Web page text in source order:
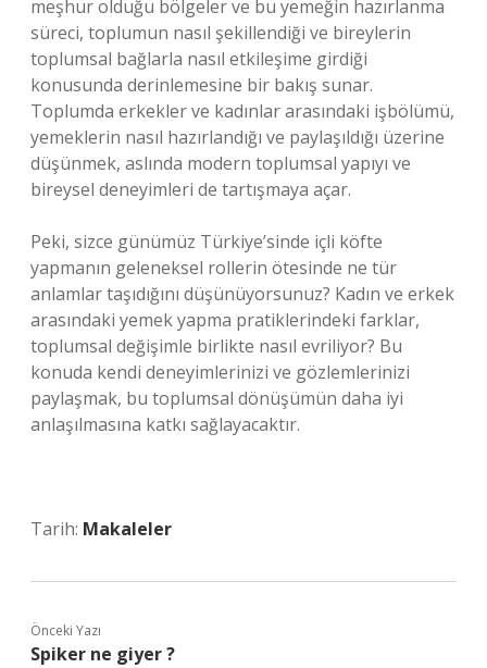
meşhur olduğu bölgeler ve bu yemeğin hazırlanma
süreci, toplumun nasıl şekillendiği ve bireylerin
toplumsal bağlarla nasıl etkileşime girdiği
konusunda derinlemesine bir bakış sunar.
Toplumda erkekler ve kadınlar arasındaki işbölümü,
yemeklerin nasıl hazırlandığı ve paylaşıldığı üzerine
düşünmek, aslında modern toplumsal yapıyı ve
bireysel deneyimleri de tartışmaya açar.
Peki, sizce günümüz Türkiye’sinde içli köfte
yapmanın geleneksel rollerin ötesinde ne tür
anlamlar taşıdığını düşünüyorsunuz? Kadın ve erkek
arasındaki yemek yapma pratiklerindeki farklar,
toplumsal değişimle birlikte nasıl evriliyor? Bu
konuda kendi deneyimlerinizi ve gözlemlerinizi
paylaşmak, bu toplumsal dönüşümün daha iyi
anlaşılmasına katkı sağlayacaktır.
Tarih: Makaleler
Önceki Yazı
Spiker ne giyer ?